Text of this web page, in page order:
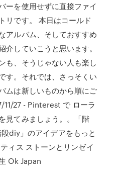
ーを使用せずに直接ファイ
リです。 本日はコールド
アルバム、そしておすすめ
介していこうと思います。
も、そうじゃない人も楽し
す。それでは、さっそくい
ムは新しいものから順にご
11/27 - Pinterest で ローラ
見てみましょう。。「階
diy」のアイデアをもっと
ィス ストーンとリンゼイ
Ok Japan